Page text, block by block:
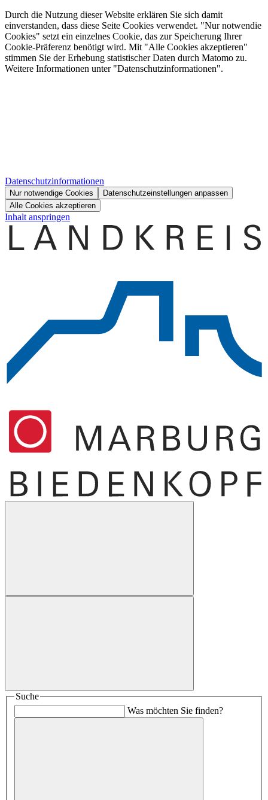
Durch die Nutzung dieser Website erklären Sie sich damit
einverstanden, dass diese Seite Cookies verwendet. "Nur notwendie
Cookies" setzt ein einzelnes Cookie, das zur Speicherung Ihrer
Cookie-Präferenz benötigt wird. Mit "Alle Cookies akzeptieren"
stimmen Sie der Erhebung statistischer Daten durch Matomo zu.
Weitere Informationen unter "Datenschutzinformationen".
Datenschutzinformationen
Nur notwendige Cookies
Datenschutzeinstellungen anpassen
Alle Cookies akzeptieren
Inhalt anspringen
Suche
Was möchten Sie finden?